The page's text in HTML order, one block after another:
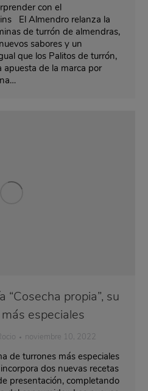
con el
El Almendro relanza la
de turrón de almendras,
sabores y un
que los Palitos de turrón,
de la marca por
“Cosecha propia”, su
especiales
noviembre 10, 2022
de turrones más especiales
dos nuevas recetas
presentación, completando